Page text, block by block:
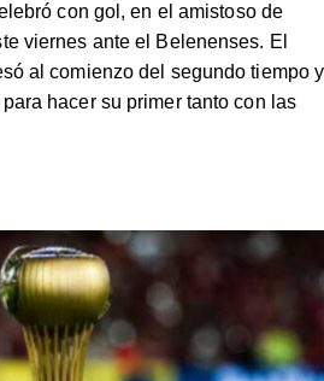
con gol, en el amistoso de
viernes ante el Belenenses. El
al comienzo del segundo tiempo y
hacer su primer tanto con las